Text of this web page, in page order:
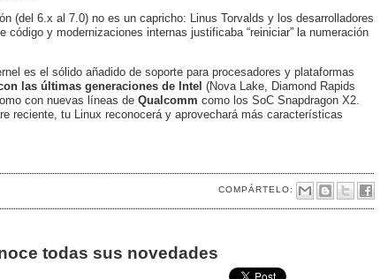
(del 6.x al 7.0) no es un capricho: Linus Torvalds y los desarrolladores
y modernizaciones internas justificaba “reiniciar” la numeración
es el sólido añadido de soporte para procesadores y plataformas
las últimas generaciones de Intel (Nova Lake, Diamond Rapids
con nuevas líneas de Qualcomm como los SoC Snapdragon X2.
reciente, tu Linux reconocerá y aprovechará más características
COMPÁRTELO:
todas sus novedades